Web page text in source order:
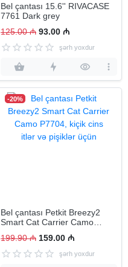
Bel çantası 15.6'' RIVACASE
7761 Dark grey
125.00 ₼ 93.00 ₼
şərh yoxdur
-20%
Bel çantası Petkit Breezy2
Smart Cat Carrier Camo
pişiklər üçün
199.90 ₼ 159.00 ₼
şərh yoxdur